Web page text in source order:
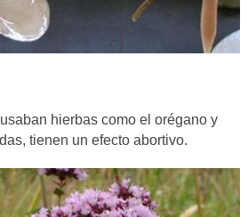
hierbas como el orégano y
tienen un efecto abortivo.